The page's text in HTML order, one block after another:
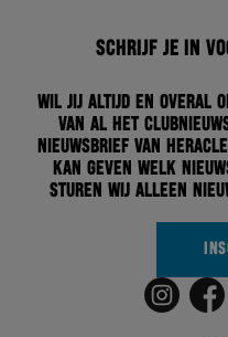
Schrijf je in
Wil jij altijd en overal
van al het
nieuwsbrief van
kan geven welk
sturen wij alleen